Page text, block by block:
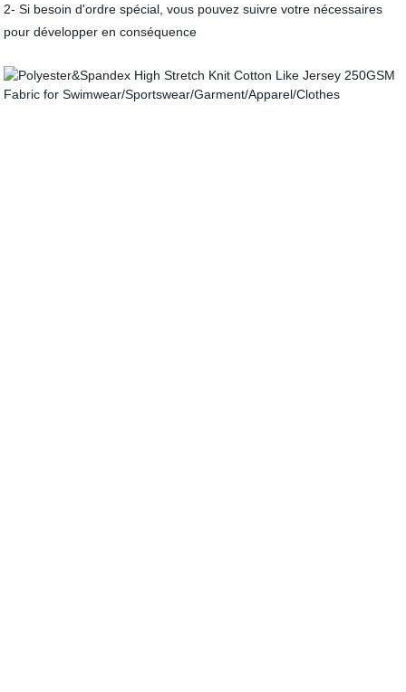
2- Si besoin d'ordre spécial, vous pouvez suivre votre nécessaires
pour développer en conséquence